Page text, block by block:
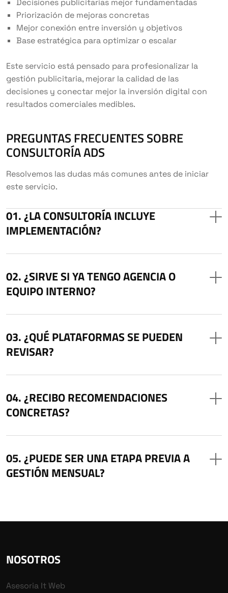
Decisiones publicitarias mejor fundamentadas
Priorización de mejoras concretas
Mejor conexión entre inversión y objetivos
Base estratégica para optimizar o escalar
Este servicio está pensado para profesionalizar la
gestión publicitaria, mejorar la calidad de las
decisiones y conectar mejor la inversión digital con
resultados comerciales medibles.
PREGUNTAS FRECUENTES SOBRE
CONSULTORÍA ADS
Resolvemos las dudas más comunes antes de iniciar
este servicio.
¿LA CONSULTORÍA INCLUYE
IMPLEMENTACIÓN?
¿SIRVE SI YA TENGO AGENCIA O
EQUIPO INTERNO?
¿QUÉ PLATAFORMAS SE PUEDEN
REVISAR?
¿RECIBO RECOMENDACIONES
CONCRETAS?
¿PUEDE SER UNA ETAPA PREVIA A
GESTIÓN MENSUAL?
NOSOTROS
Asesoria It Web